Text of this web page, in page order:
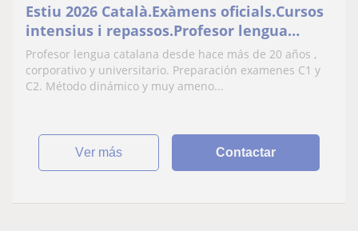
Estiu 2026 Català.Exàmens oficials.Cursos
intensius i repassos.Profesor lengua
catalana con dilatada experiencia, ofrece
clases online. Preparacion exámenes C1 y
C2 (pack10-15 sesiones) y clases de repaso.
Profesor lengua catalana desde hace más de 20 años ,
corporativo y universitario. Preparación examenes C1 y
C2. Método dinámico y muy ameno...
ver más Contactar